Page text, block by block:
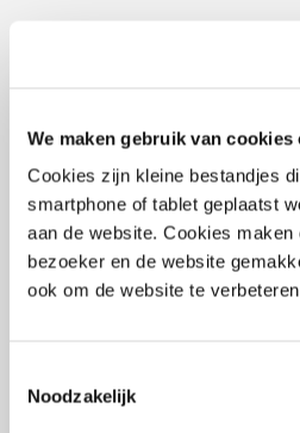
We maken gebruik van cookies
Cookies zijn kleine bestandjes
smartphone of tablet geplaatst
aan de website. Cookies
bezoeker en de website
ook om de website te
Noodzakelijk
Subsidiekader moet
havenbedrijven en ondernemingen
omschakeling en de uitrol van
versnellen.
VLAIO lanceert
goedkeuring
deze principiële goedkeuring wordt
voorgelegd aan de Raad van State.
VLAIO, binnen dit kader, een